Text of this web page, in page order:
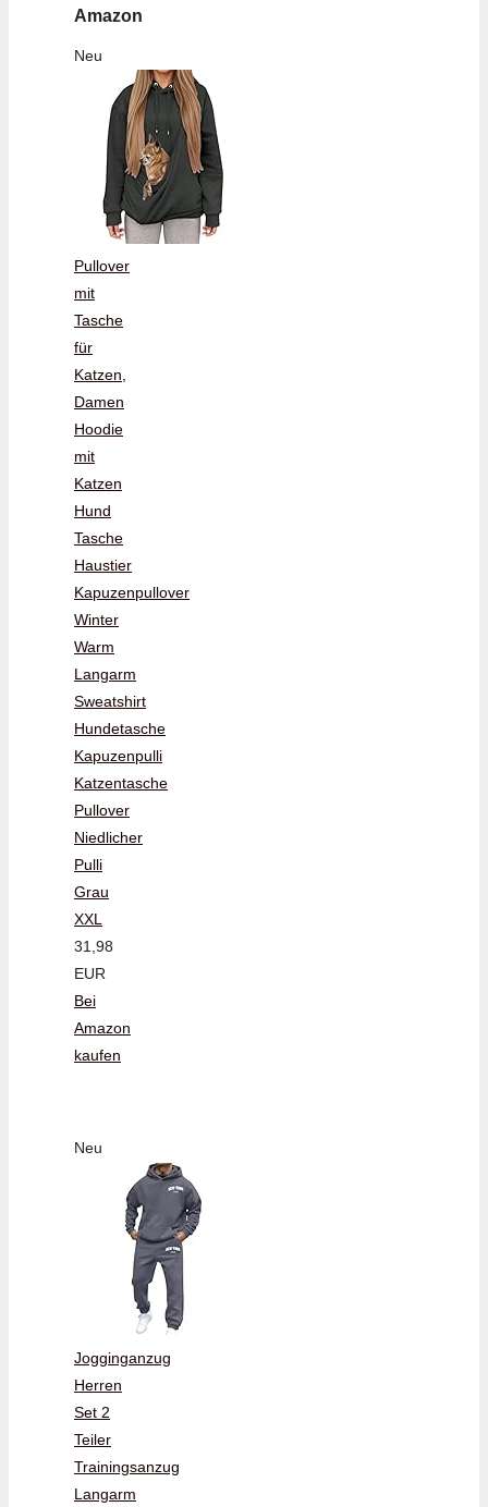
Amazon
Neu
Pullover
mit
Tasche
für
Katzen,
Damen
Hoodie
mit
Katzen
Hund
Tasche
Haustier
Kapuzenpullover
Winter
Warm
Langarm
Sweatshirt
Hundetasche
Kapuzenpulli
Katzentasche
Pullover
Niedlicher
Pulli
Grau
XXL
31,98
EUR
Bei
Amazon
kaufen
Neu
Jogginganzug
Herren
Set 2
Teiler
Trainingsanzug
Langarm